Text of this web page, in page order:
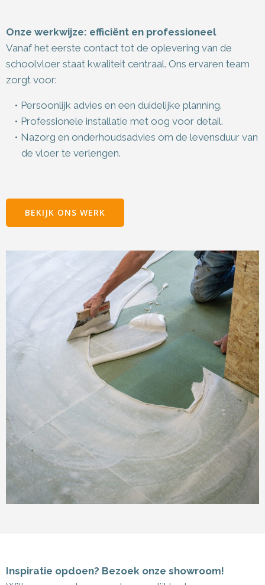
Onze werkwijze: efficiënt en professioneel
Vanaf het eerste contact tot de oplevering van de
schoolvloer staat kwaliteit centraal. Ons ervaren team
zorgt voor:
Persoonlijk advies en een duidelijke planning.
Professionele installatie met oog voor detail.
Nazorg en onderhoudsadvies om de levensduur van
de vloer te verlengen.
BEKIJK ONS WERK
Inspiratie opdoen? Bezoek onze showroom!